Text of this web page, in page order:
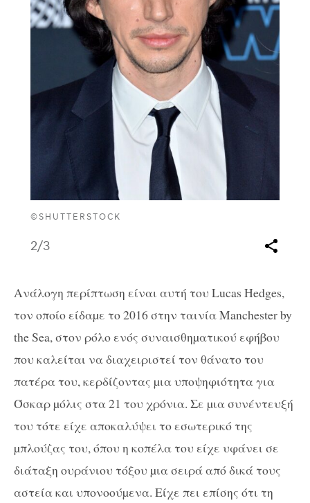
©SHUTTERSTOCK
2/3
Ανάλογη περίπτωση είναι αυτή του Lucas Hedges,
τον οποίο είδαµε το 2016 στην ταινία Manchester by
the Sea, στον ρόλο ενός συναισθηµατικού εφήβου
που καλείται να διαχειριστεί τον θάνατο του
πατέρα του, κερδίζοντας µια υποψηφιότητα για
Όσκαρ µόλις στα 21 του χρόνια. Σε µια συνέντευξή
του τότε είχε αποκαλύψει το εσωτερικό της
µπλούζας του, όπου η κοπέλα του είχε υφάνει σε
διάταξη ουράνιου τόξου µια σειρά από δικά τους
αστεία και υπονοούµενα. Είχε πει επίσης ότι τη